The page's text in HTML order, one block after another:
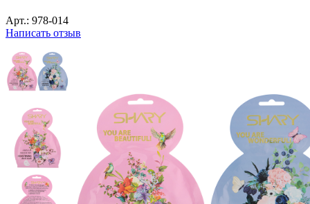
Арт.: 978-014
Написать отзыв